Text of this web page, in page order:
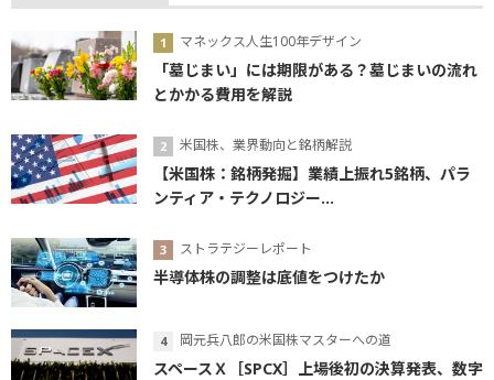
マネックス人生100年デザイン
「墓じまい」には期限がある？墓じまいの流れ
とかかる費用を解説
米国株、業界動向と銘柄解説
【米国株：銘柄発掘】業績上振れ5銘柄、パラ
ンティア・テクノロジー...
ストラテジーレポート
半導体株の調整は底値をつけたか
岡元兵八郎の米国株マスターへの道
スペースＸ［SPCX］上場後初の決算発表、数字